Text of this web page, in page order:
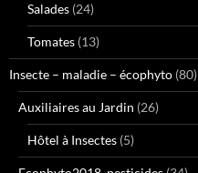
Salades (24)
Tomates (13)
Insecte – maladie – écophyto (80)
Auxiliaires au Jardin (26)
Hôtel à Insectes (5)